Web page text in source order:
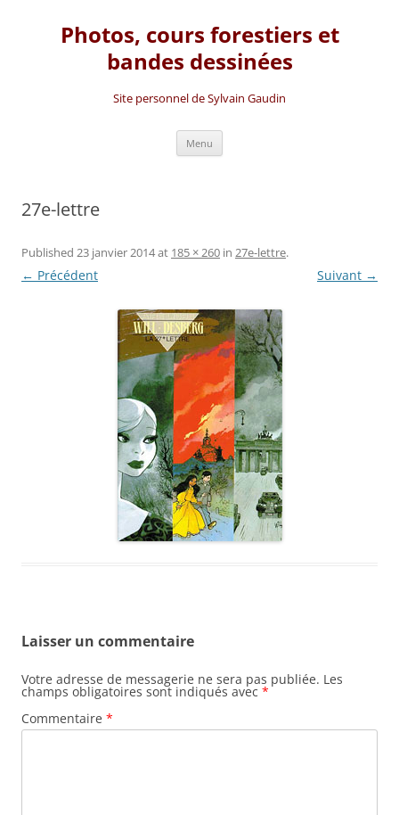
Photos, cours forestiers et
bandes dessinées
Site personnel de Sylvain Gaudin
Menu
27e-lettre
Published 23 janvier 2014at 185 × 260 in 27e-lettre.
← Précédent Suivant →
Laisser un commentaire
Votre adresse de messagerie ne sera pas publiée. Les
champs obligatoires sont indiqués avec *
Commentaire *